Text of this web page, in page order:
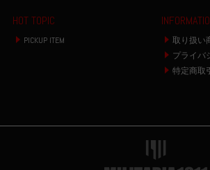
HOT TOPIC
PICKUP ITEM
取り扱い
プライバ
特定商取